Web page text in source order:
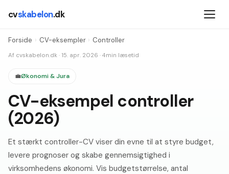
cvskabelon.dk
Forside › CV-eksempler › Controller
Af cvskabelon.dk · 15. apr. 2026 · 4min læsetid
💼Økonomi & Jura
CV-eksempel controller
(2026)
Et stærkt controller-CV viser din evne til at styre budget,
levere prognoser og skabe gennemsigtighed i
virksomhedens økonomi. Vis budgetstørrelse, antal